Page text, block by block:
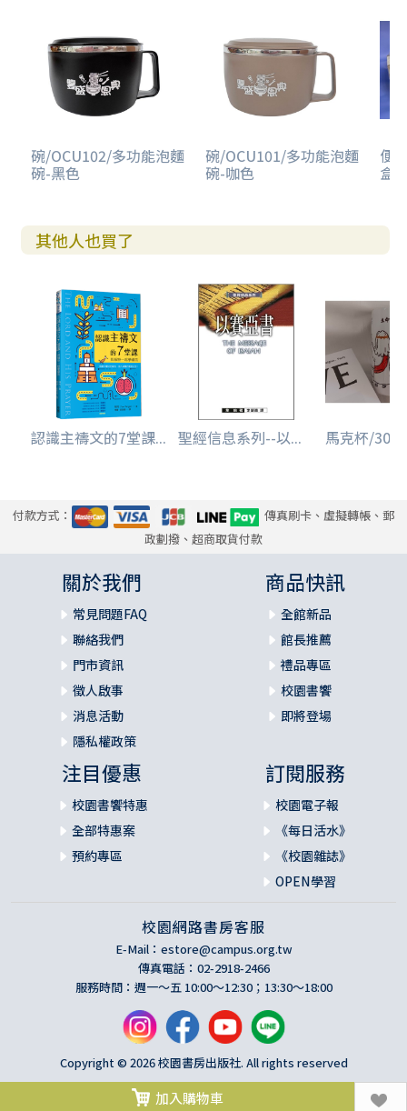
碗/OCU102/多功能泡麵
碗-黑色
碗/OCU101/多功能泡麵
碗-咖色
便
盒
其他人也買了
認識主禱文的7堂課... 聖經信息系列--以... 馬克杯/
付款方式：
傳真刷卡、虛擬轉帳、郵
政劃撥、超商取貨付款
關於我們
常見問題FAQ
聯絡我們
門市資訊
徵人啟事
消息活動
隱私權政策
商品快訊
全館新品
館長推薦
禮品專區
校園書饗
即將登場
注目優惠
校園書饗特惠
全部特惠案
預約專區
訂閱服務
校園電子報
《每日活水》
《校園雜誌》
OPEN學習
校園網路書房客服
E-Mail： estore@campus.org.tw
傳真電話：02-2918-2466
服務時間：週一～五 10:00～12:30；13:30～18:00
Copyright © 2026 校園書房出版社. All rights reserved
加入購物車